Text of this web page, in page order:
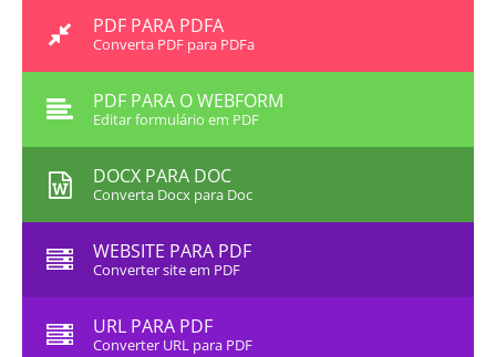
PDF PARA PDFA
Converta PDF para PDFa
PDF PARA O WEBFORM
Editar formulário em PDF
DOCX PARA DOC
Converta Docx para Doc
WEBSITE PARA PDF
Converter site em PDF
URL PARA PDF
Converter URL para PDF